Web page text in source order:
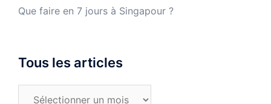
Que faire en 7 jours à Singapour ?
Tous les articles